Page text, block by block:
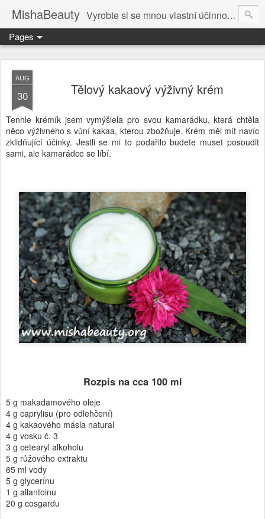
MishaBeauty Vyrobte si se mnou vlastní účinnou kosmetiku. Návody pre výrobu vlastnej kozmetiky.
Pages
AUG
30 Tělový kakaový výživný krém
Tenhle krémík jsem vymýšlela pro svou kamarádku, která chtěla
něco výživného s vůní kakaa, kterou zbožňuje. Krém měl mít navíc
zklidňující účinky. Jestli se mi to podařilo budete muset posoudit
sami, ale kamarádce se líbí.
Rozpis na cca 100 ml
5 g makadamového oleje
4 g caprylisu (pro odlehčení)
4 g kakaového másla natural
4 g vosku č. 3
3 g cetearyl alkoholu
5 g růžového extraktu
65 ml vody
5 g glycerínu
1 g allantoinu
20 g cosgardu